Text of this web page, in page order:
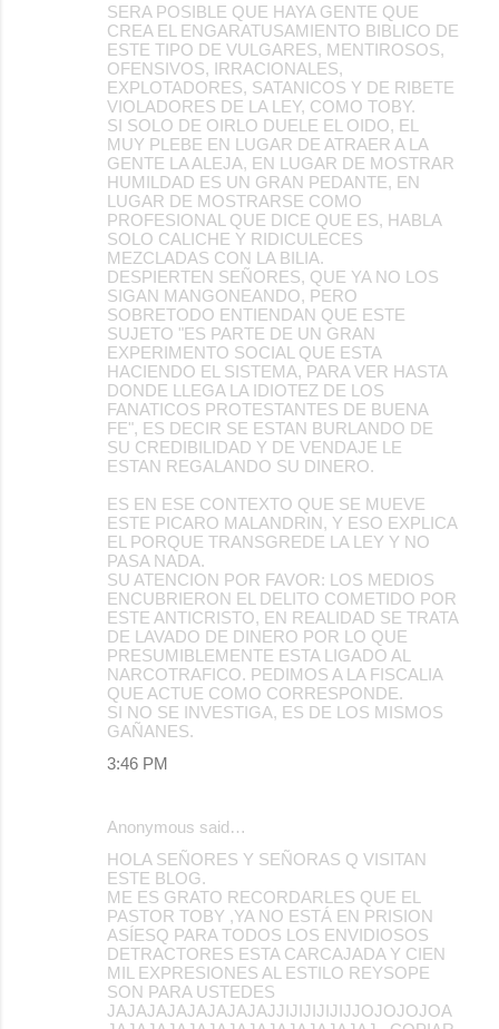
SERA POSIBLE QUE HAYA GENTE QUE
CREA EL ENGARATUSAMIENTO BIBLICO DE
ESTE TIPO DE VULGARES, MENTIROSOS,
OFENSIVOS, IRRACIONALES,
EXPLOTADORES, SATANICOS Y DE RIBETE
VIOLADORES DE LA LEY, COMO TOBY.
SI SOLO DE OIRLO DUELE EL OIDO, EL
MUY PLEBE EN LUGAR DE ATRAER A LA
GENTE LA ALEJA, EN LUGAR DE MOSTRAR
HUMILDAD ES UN GRAN PEDANTE, EN
LUGAR DE MOSTRARSE COMO
PROFESIONAL QUE DICE QUE ES, HABLA
SOLO CALICHE Y RIDICULECES
MEZCLADAS CON LA BILIA.
DESPIERTEN SEÑORES, QUE YA NO LOS
SIGAN MANGONEANDO, PERO
SOBRETODO ENTIENDAN QUE ESTE
SUJETO "ES PARTE DE UN GRAN
EXPERIMENTO SOCIAL QUE ESTA
HACIENDO EL SISTEMA, PARA VER HASTA
DONDE LLEGA LA IDIOTEZ DE LOS
FANATICOS PROTESTANTES DE BUENA
FE", ES DECIR SE ESTAN BURLANDO DE
SU CREDIBILIDAD Y DE VENDAJE LE
ESTAN REGALANDO SU DINERO.
ES EN ESE CONTEXTO QUE SE MUEVE
ESTE PICARO MALANDRIN, Y ESO EXPLICA
EL PORQUE TRANSGREDE LA LEY Y NO
PASA NADA.
SU ATENCION POR FAVOR: LOS MEDIOS
ENCUBRIERON EL DELITO COMETIDO POR
ESTE ANTICRISTO, EN REALIDAD SE TRATA
DE LAVADO DE DINERO POR LO QUE
PRESUMIBLEMENTE ESTA LIGADO AL
NARCOTRAFICO. PEDIMOS A LA FISCALIA
QUE ACTUE COMO CORRESPONDE.
SI NO SE INVESTIGA, ES DE LOS MISMOS
GAÑANES.
3:46 PM
Anonymous said…
HOLA SEÑORES Y SEÑORAS Q VISITAN
ESTE BLOG.
ME ES GRATO RECORDARLES QUE EL
PASTOR TOBY ,YA NO ESTÁ EN PRISION
ASÍESQ PARA TODOS LOS ENVIDIOSOS
DETRACTORES ESTA CARCAJADA Y CIEN
MIL EXPRESIONES AL ESTILO REYSOPE
SON PARA USTEDES
JAJAJAJAJAJAJAJAJJIJIJIJIJIJJOJOJOJOA